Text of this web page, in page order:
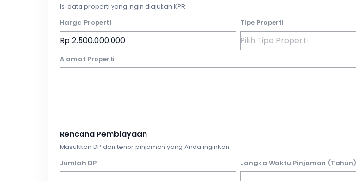
Isi data properti yang ingin diajukan KPR.
Harga Properti
Tipe Properti
Alamat Properti
Rencana Pembiayaan
Masukkan DP dan tenor pinjaman yang Anda inginkan.
Jumlah DP
Jangka Waktu Pinjaman (Tahun)